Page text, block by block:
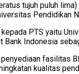
tujuh puluh
Pendidikan
PTS yaitu
Indonesia
fasilitas
kualitas